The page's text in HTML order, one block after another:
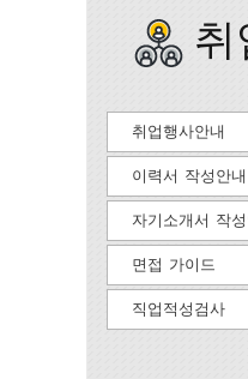
취
취업행사안내
이력서 작성안내
자기소개서 작성
면접 가이드
직업적성검사